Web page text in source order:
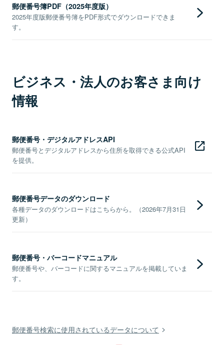
郵便番号簿PDF（2025年度版）
2025年度版郵便番号簿をPDF形式でダウンロードできま
す。
ビジネス・法人のお客さま向け
情報
郵便番号・デジタルアドレスAPI
郵便番号とデジタルアドレスから住所を取得できる公式API
を提供。
郵便番号データのダウンロード
各種データのダウンロードはこちらから。（2026年7月31日
更新）
郵便番号・バーコードマニュアル
郵便番号や、バーコードに関するマニュアルを掲載していま
す。
郵便番号検索に使用されているデータについて